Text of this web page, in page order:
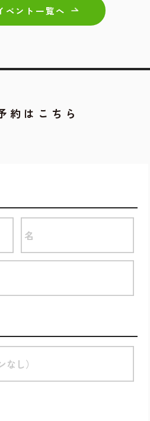
ベント一覧へ
約はこちら